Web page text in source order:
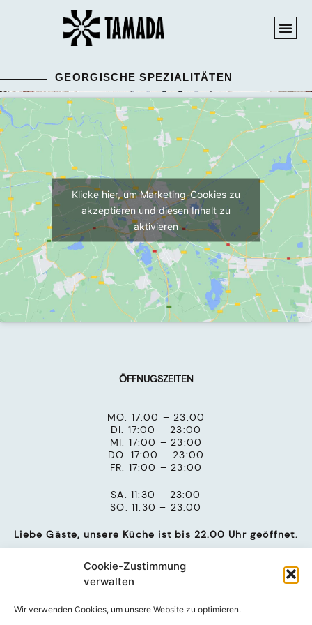
Cookie-Zustimmung
verwalten
Wir verwenden Cookies, um unsere Website zu optimieren.
GEORGISCHE SPEZIALITÄTEN
Klicke hier, um Marketing-Cookies zu
akzeptieren und diesen Inhalt zu
aktivieren
ÖFFNUGSZEITEN
MO. 17:00 – 23:00
DI. 17:00 – 23:00
MI. 17:00 – 23:00
DO. 17:00 – 23:00
FR. 17:00 – 23:00
SA. 11:30 – 23:00
SO. 11:30 – 23:00
Liebe Gäste, unsere Küche ist bis 22.00 Uhr geöffnet.